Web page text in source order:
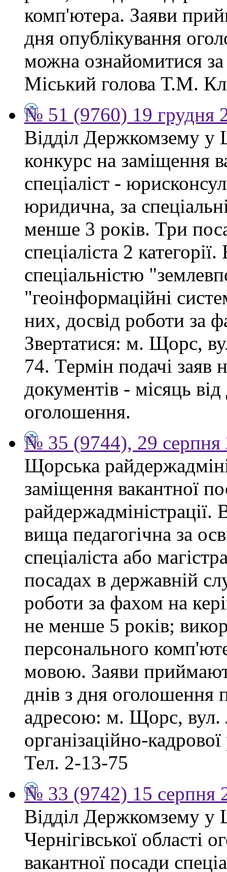
комп'ютера. Заяви
дня опублікування
можна ознайомитися
Міський голова Т.М.
№ 51 (9760) 19 грудня
Відділ Держкомзему у
конкурс на заміщення
спеціаліст -
юридична, за
менше 3 років. Три
спеціаліста 2
спеціальністю
"геоінформаційні
них, досвід роботи за
Звертатися: м. Щорс,
74. Термін подачі заяв
документів - місяць
оголошення.
№ 35 (9744), 29 серпня
Щорська
заміщення вакантної
райдержадміністрації.
вища педагогічна за
спеціаліста або
посадах в державній
роботи за фахом на
не менше 5 років;
персонального
мовою. Заяви
днів з дня оголошення
адресою: м. Щорс, вул.
організаційно-
Тел. 2-13-75
№ 33 (9742) 15 серпня
Відділ Держкомзему у
Чернігівської області
вакантної посади